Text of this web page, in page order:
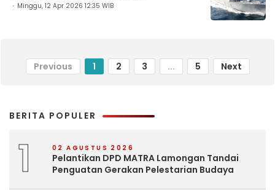
Minggu, 12 Apr 2026 12:35 WIB
Previous 1 2 3 ... 5 Next
BERITA POPULER
1 02 AGUSTUS 2026
Pelantikan DPD MATRA Lamongan Tandai
Penguatan Gerakan Pelestarian Budaya